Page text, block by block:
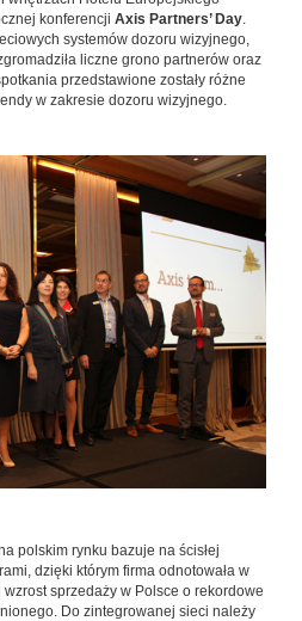
konferencji Axis Partners’ Day.
systemów dozoru wizyjnego,
liczne grono partnerów oraz
przedstawione zostały różne
w zakresie dozoru wizyjnego.
polskim rynku bazuje na ścisłej
dzięki którym firma odnotowała w
sprzedaży w Polsce o rekordowe
Do zintegrowanej sieci należy